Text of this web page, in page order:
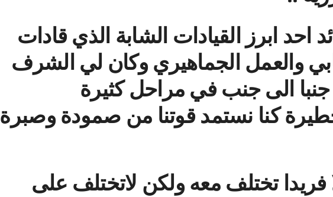
احد ابرز القيادات الشابة الذي قادات
والعمل الجماهيري وكان لي الشرف
الى جنب في مراحل كثيرة
كنا نستمد قوتنا من صمودة وصبرة
فريدا تختلف معه ولكن لاتختلف على